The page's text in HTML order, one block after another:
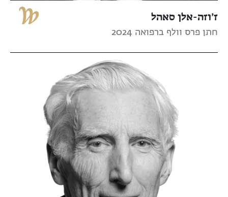
ז’וזה-אלן סאהל
חתן פרס וולף ברפואה 2024